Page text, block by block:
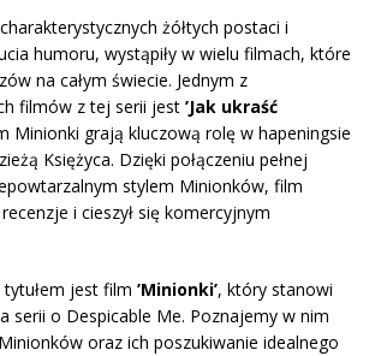
żółtych postaci i
humoru, wystąpiły w wielu filmach, które
na całym świecie. Jednym z
filmów z tej serii jest ’Jak ukraść
Minionki grają kluczową rolę w hapeningsie
Księżyca. Dzięki połączeniu pełnej
stylem Minionków, film
i cieszył się komercyjnym
jest film ’Minionki’, który stanowi
serii o Despicable Me. Poznajemy w nim
oraz ich poszukiwanie idealnego